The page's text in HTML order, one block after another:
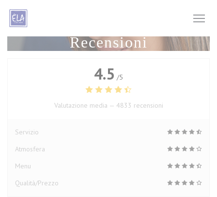
Personalizzazione delle tue scelte sui cookie
Recensioni
4.5 /5
Valutazione media — 4833 recensioni
Servizio
Atmosfera
Menu
Qualità/Prezzo